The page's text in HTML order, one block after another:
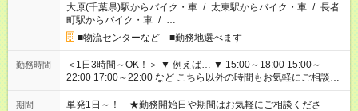
大原(千葉県)駅からバイク・車 / 太東駅からバイク・車 / 長者
町駅からバイク・車 / …
■物流センターなど ■勤務地選べます
勤務時間
＜1日3時間～OK！＞ ▼ 例えば… ▼ 15:00～18:00 15:00～
22:00 17:00～22:00 など こちら以外の時間もお気軽にご相談く
ださい！
期間
単発1日～！ ★勤務開始日や期間はお気軽にご相談くださ